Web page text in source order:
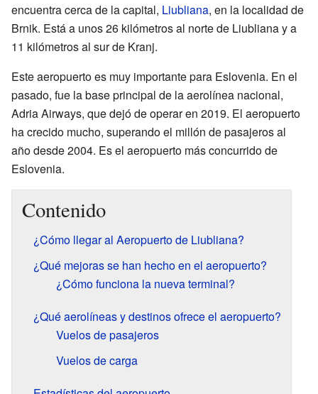
encuentra cerca de la capital, Liubliana, en la localidad de
Brnik. Está a unos 26 kilómetros al norte de Liubliana y a
11 kilómetros al sur de Kranj.
Este aeropuerto es muy importante para Eslovenia. En el
pasado, fue la base principal de la aerolínea nacional,
Adria Airways, que dejó de operar en 2019. El aeropuerto
ha crecido mucho, superando el millón de pasajeros al
año desde 2004. Es el aeropuerto más concurrido de
Eslovenia.
Contenido
¿Cómo llegar al Aeropuerto de Liubliana?
¿Qué mejoras se han hecho en el aeropuerto?
¿Cómo funciona la nueva terminal?
¿Qué aerolíneas y destinos ofrece el aeropuerto?
Vuelos de pasajeros
Vuelos de carga